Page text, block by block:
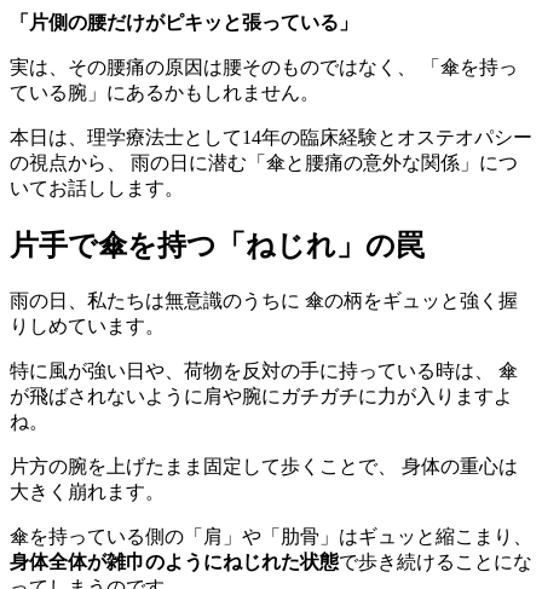
「片側の腰だけがピキッと張っている」
実は、その腰痛の原因は腰そのものではなく、 「傘を持っ
ている腕」にあるかもしれません。
本日は、理学療法士として14年の臨床経験とオステオパシー
の視点から、 雨の日に潜む「傘と腰痛の意外な関係」につ
いてお話しします。
片手で傘を持つ「ねじれ」の罠
雨の日、私たちは無意識のうちに 傘の柄をギュッと強く握
りしめています。
特に風が強い日や、荷物を反対の手に持っている時は、 傘
が飛ばされないように肩や腕にガチガチに力が入りますよ
ね。
片方の腕を上げたまま固定して歩くことで、 身体の重心は
大きく崩れます。
傘を持っている側の「肩」や「肋骨」はギュッと縮こまり、
身体全体が雑巾のようにねじれた状態で歩き続けることにな